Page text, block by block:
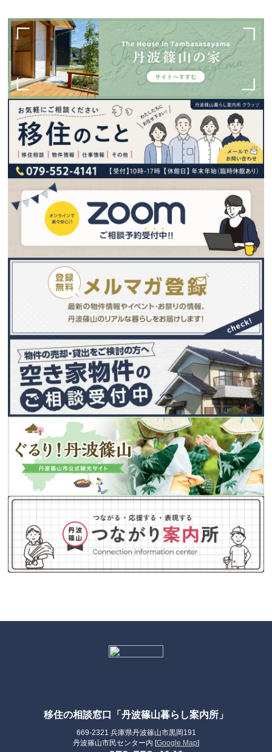
移住の相談窓口「丹波篠山暮らし案内所」
669-2321 兵庫県丹波篠山市黒岡191
丹波篠山市民センター内 [Google Map]